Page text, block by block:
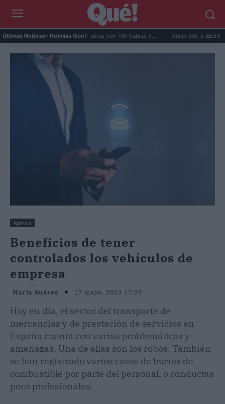
Últimas Noticias- Noticias Que!:
Galápagos eliminó 140.000 cabras con 700 'cabras e... Japón pide a EEUU que
Agencia
Beneficios de tener
controlados los vehículos de
empresa
Marta Suárez 17 mayo, 2023 17:20
Hoy en día, el sector del transporte de
mercancías y de prestación de servicios en
España cuenta con varias problemáticas y
amenazas. Una de ellas son los robos. También
se han registrado varios casos de hurtos de
combustible por parte del personal, o conductas
poco profesionales.